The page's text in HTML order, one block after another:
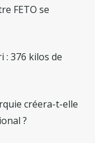
FETO se
: 376 kilos de
créera-t-elle
?